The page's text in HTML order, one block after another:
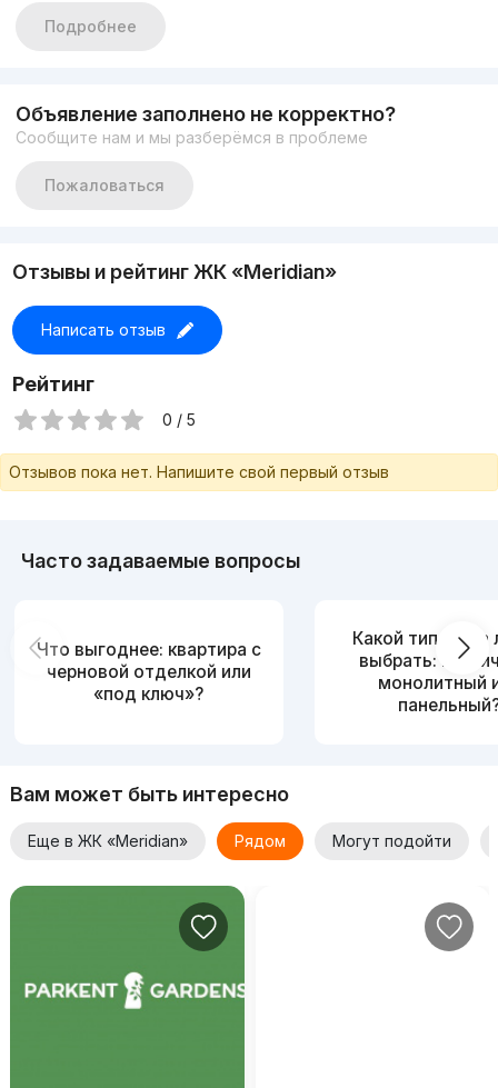
Супер цена: 130.000$
+998996909667 Музроб
Подробнее
Объявление заполнено не корректно?
Сообщите нам и мы разберёмся в проблеме
Пожаловаться
Отзывы и рейтинг ЖК «Meridian»
Написать отзыв
Рейтинг
0 / 5
Отзывов пока нет. Напишите свой первый отзыв
Часто задаваемые вопросы
Что выгоднее: квартира с
черновой отделкой или
«под ключ»?
Какой тип дома
выбрать:
монолитный
Вам может быть интересно
Еще в ЖК «Meridian» Рядом Могут подойти